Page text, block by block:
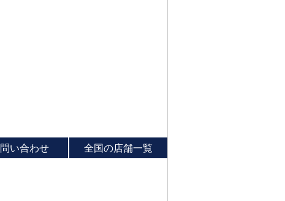
い合わせ 全国の店舗一覧